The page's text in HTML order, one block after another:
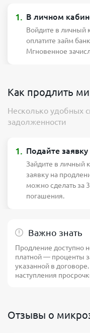
1. В личном
Войдите в
оплатите займ
Мгновенное
Как продлить
Несколько удобных
задолженности
1. Подайте
Зайдите в личный
заявку на
можно сделать за
погашения.
Важно знать
Продление доступно
платной — проценты
указанной в
наступления
Отзывы о